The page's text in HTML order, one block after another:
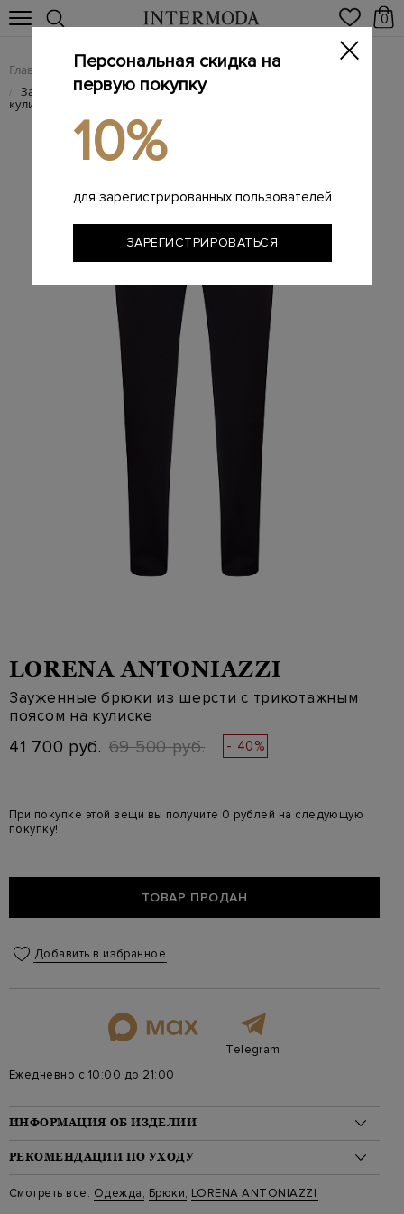
0
Главная Женщинам / Женская одежда / Женские брюки
/ Зауженные брюки из шерсти с трикотажным поясом на
кулиске
LORENA ANTONIAZZI
Зауженные брюки из шерсти с трикотажным
поясом на кулиске
41 700 руб. 69 500 руб. - 40%
При покупке этой вещи вы получите 0 рублей на следующую
покупку!
ТОВАР ПРОДАН
Добавить в избранное
Telegram
Ежедневно с 10:00 до 21:00
ИНФОРМАЦИЯ ОБ ИЗДЕЛИИ
Материал: шерсть 96%, эластан 4%
На модели: 175/81/61/91 на модели размер 42
Стиль: Зауженные, Укороченные, Однотонный, Высокая
посадка
РЕКОМЕНДАЦИИ ПО УХОДУ
Стирка: Стирка запрещена
Отбеливание: Отбеливание запрещено
Смотреть все: Одежда, Брюки, LORENA ANTONIAZZI
Персональная скидка на
первую покупку
10%
для зарегистрированных пользователей
ЗАРЕГИСТРИРОВАТЬСЯ